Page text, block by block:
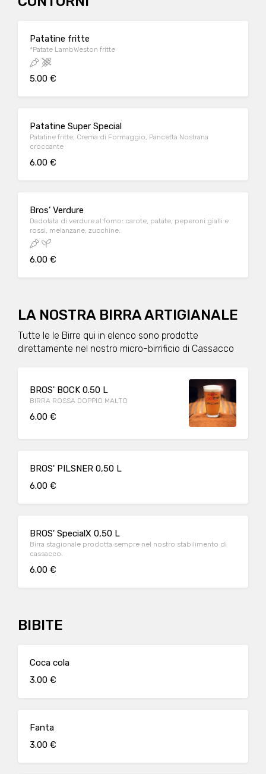
Patatine fritte
*Patate LambWeston fritte
5.00 €
Patatine Super Special
Patatine fritte, Crema di Formaggio, Pancetta Nostrana
croccante
6.00 €
Bros’ Verdure
Dadolata di verdure al forno: carote, patate, peperoni gialli e
rossi, melanzane, zucchine.
6.00 €
LA NOSTRA BIRRA ARTIGIANALE
Tutte le le Birre qui in elenco sono prodotte
direttamente nel nostro micro-birrificio di Cassacco
BROS' BOCK 0.50 L
BIRRA ROSSA DOPPIO MALTO
6.00 €
BROS' PILSNER 0,50 L
6.00 €
BROS' SpecialX 0,50 L
Birra stagionale prodotta sempre nel nostro stabilimento di
cassacco.
6.00 €
BIBITE
Coca cola
3.00 €
Fanta
3.00 €